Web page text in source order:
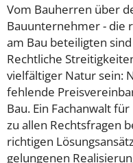
Vom Bauherren über
Bauunternehmer - die
am Bau beteiligten
Rechtliche
vielfältiger Natur sein:
fehlende
Bau. Ein Fachanwalt
zu allen Rechtsfragen
richtigen
gelungenen